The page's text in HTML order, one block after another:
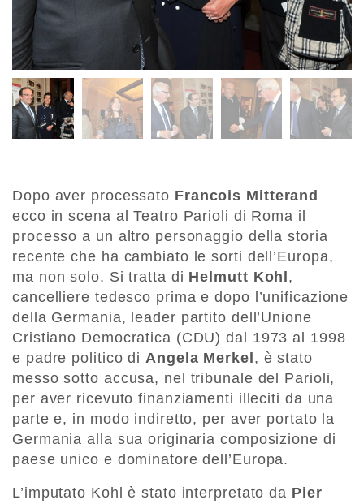
Dopo aver processato Francois Mitterand
ecco in scena al Teatro Parioli di Roma il
processo a un altro personaggio della storia
recente che ha cambiato le sorti dell’Europa,
ma non solo. Si tratta di Helmutt Kohl ,
cancelliere tedesco prima e dopo l’unificazione
della Germania, leader partito dell’Unione
Cristiano Democratica (CDU) dal 1973 al 1998
e padre politico di Angela Merkel , è stato
messo sotto accusa, nel tribunale del Parioli,
per aver ricevuto finanziamenti illeciti da una
parte e, in modo indiretto, per aver portato la
Germania alla sua originaria composizione di
paese unico e dominatore dell’Europa.
L’imputato Kohl è stato interpretato da Pier